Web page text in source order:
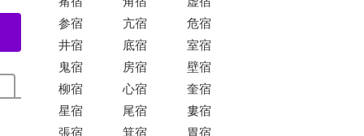
参宿
亢宿
危宿
井宿
底宿
室宿
鬼宿
房宿
壁宿
柳宿
心宿
奎宿
星宿
尾宿
婁宿
張宿
箕宿 胃宿